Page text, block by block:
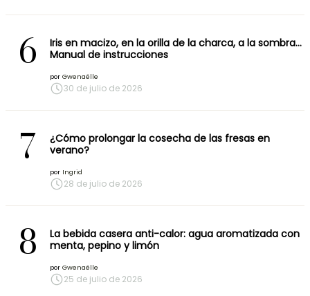
6
Iris en macizo, en la orilla de la charca, a la sombra…
Manual de instrucciones
por Gwenaëlle
30 de julio de 2026
7
¿Cómo prolongar la cosecha de las fresas en
verano?
por Ingrid
28 de julio de 2026
8
La bebida casera anti-calor: agua aromatizada con
menta, pepino y limón
por Gwenaëlle
25 de julio de 2026